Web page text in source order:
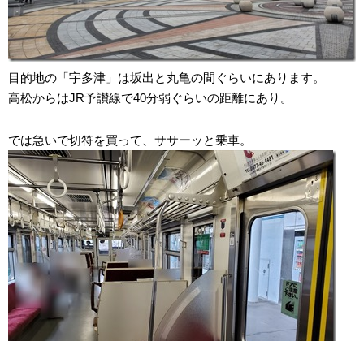
目的地の「宇多津」は坂出と丸亀の間ぐらいにあります。
高松からはJR予讃線で40分弱ぐらいの距離にあり。
では急いで切符を買って、ササーッと乗車。